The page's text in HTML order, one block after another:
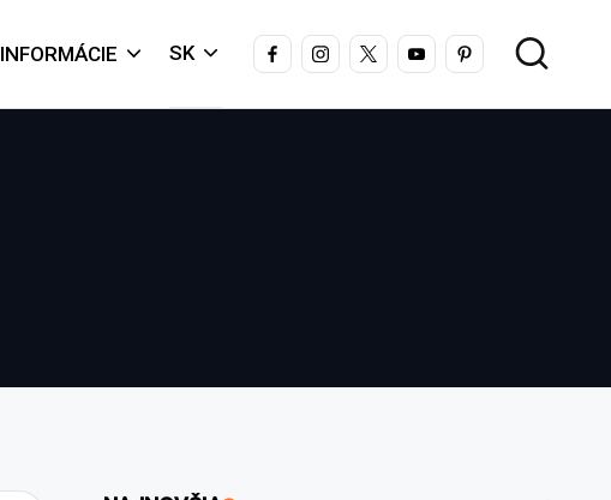
INFORMÁCIE SK FACEBOOKINSTAGRAM
X YOUTUBEPINTEREST